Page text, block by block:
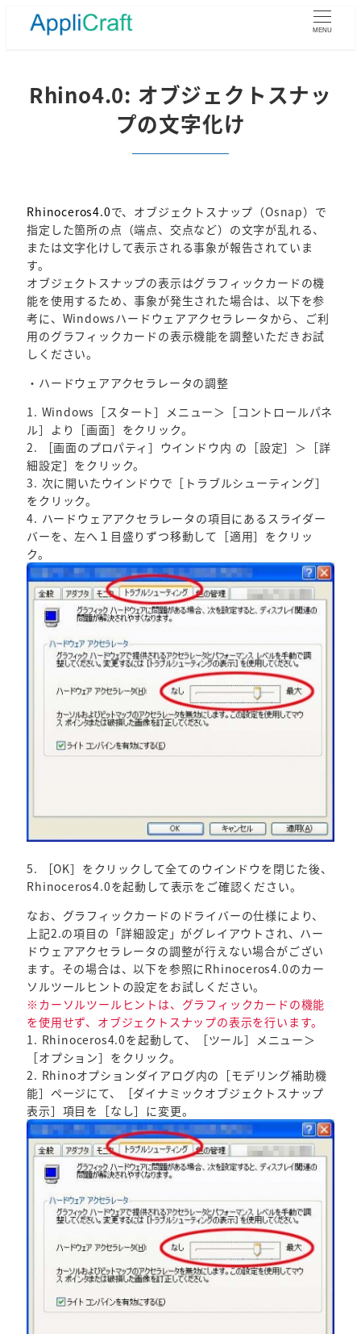
MENU
Rhino4.0: オブジェクトスナッ
プの文字化け
Rhinoceros4.0で、オブジェクトスナップ（Osnap）で
指定した箇所の点（端点、交点など）の文字が乱れる、
または文字化けして表示される事象が報告されていま
す。
オブジェクトスナップの表示はグラフィックカードの機
能を使用するため、事象が発生された場合は、以下を参
考に、Windowsハードウェアアクセラレータから、ご利
用のグラフィックカードの表示機能を調整いただきお試
しください。
・ハードウェアアクセラレータの調整
1. Windows［スタート］メニュー＞［コントロールパネ
ル］より［画面］をクリック。
2. ［画面のプロパティ］ウインドウ内 の［設定］＞［詳
細設定］をクリック。
3. 次に開いたウインドウで［トラブルシューティング］
をクリック。
4. ハードウェアアクセラレータの項目にあるスライダー
バーを、左へ１目盛りずつ移動して［適用］をクリッ
ク。
5. ［OK］をクリックして全てのウインドウを閉じた後、
Rhinoceros4.0を起動して表示をご確認ください。
なお、グラフィックカードのドライバーの仕様により、
上記2.の項目の「詳細設定」がグレイアウトされ、ハー
ドウェアアクセラレータの調整が行えない場合がござい
ます。その場合は、以下を参照にRhinoceros4.0のカー
ソルツールヒントの設定をお試しください。
※カーソルツールヒントは、グラフィックカードの機能
を使用せず、オブジェクトスナップの表示を行います。
1. Rhinoceros4.0を起動して、［ツール］メニュー＞
［オプション］をクリック。
2. Rhinoオプションダイアログ内の［モデリング補助機
能］ページにて、［ダイナミックオブジェクトスナップ
表示］項目を［なし］に変更。